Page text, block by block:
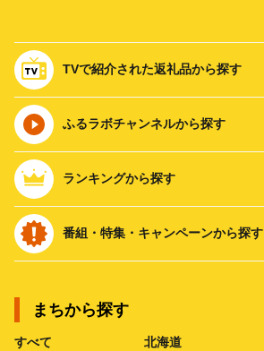
TVで紹介された返礼品から探す
ふるラボチャンネルから探す
ランキングから探す
番組・特集・キャンペーンから探す
まちから探す
すべて 北海道